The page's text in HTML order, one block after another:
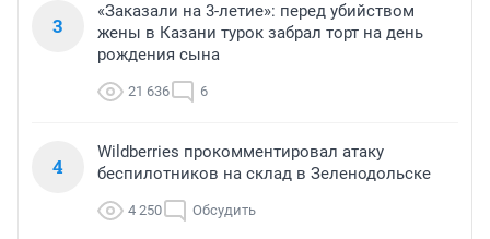
3
«Заказали на 3-летие»: перед убийством
жены в Казани турок забрал торт на день
рождения сына
21 636 6
4
Wildberries прокомментировал атаку
беспилотников на склад в Зеленодольске
4 250 Обсудить